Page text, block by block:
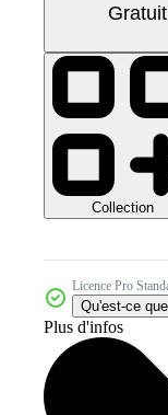
Collection
Licence Pro
Qu'est-ce
Plus d'infos